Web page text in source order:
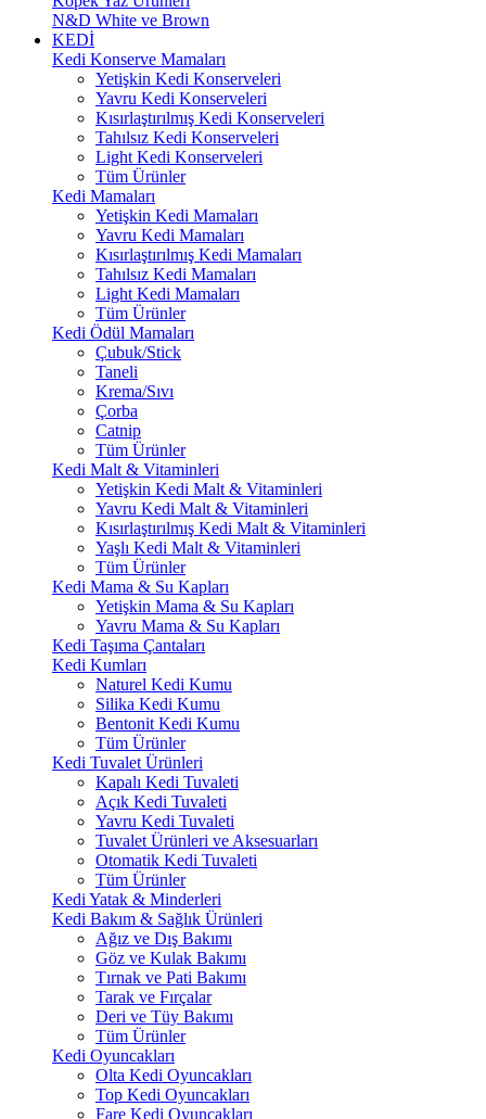
N&D White ve Brown
KEDİ
Kedi Konserve Mamaları
Yetişkin Kedi Konserveleri
Yavru Kedi Konserveleri
Kısırlaştırılmış Kedi Konserveleri
Tahılsız Kedi Konserveleri
Light Kedi Konserveleri
Tüm Ürünler
Kedi Mamaları
Yetişkin Kedi Mamaları
Yavru Kedi Mamaları
Kısırlaştırılmış Kedi Mamaları
Tahılsız Kedi Mamaları
Light Kedi Mamaları
Tüm Ürünler
Kedi Ödül Mamaları
Çubuk/Stick
Taneli
Krema/Sıvı
Çorba
Catnip
Tüm Ürünler
Kedi Malt & Vitaminleri
Yetişkin Kedi Malt & Vitaminleri
Yavru Kedi Malt & Vitaminleri
Kısırlaştırılmış Kedi Malt & Vitaminleri
Yaşlı Kedi Malt & Vitaminleri
Tüm Ürünler
Kedi Mama & Su Kapları
Yetişkin Mama & Su Kapları
Yavru Mama & Su Kapları
Kedi Taşıma Çantaları
Kedi Kumları
Naturel Kedi Kumu
Silika Kedi Kumu
Bentonit Kedi Kumu
Tüm Ürünler
Kedi Tuvalet Ürünleri
Kapalı Kedi Tuvaleti
Açık Kedi Tuvaleti
Yavru Kedi Tuvaleti
Tuvalet Ürünleri ve Aksesuarları
Otomatik Kedi Tuvaleti
Tüm Ürünler
Kedi Yatak & Minderleri
Kedi Bakım & Sağlık Ürünleri
Ağız ve Dış Bakımı
Göz ve Kulak Bakımı
Tırnak ve Pati Bakımı
Tarak ve Fırçalar
Deri ve Tüy Bakımı
Tüm Ürünler
Kedi Oyuncakları
Olta Kedi Oyuncakları
Top Kedi Oyuncakları
Fare Kedi Oyuncakları